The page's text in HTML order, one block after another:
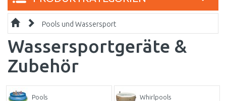
Pools und Wassersport
Wassersportgeräte &
Zubehör
Pools Whirlpools